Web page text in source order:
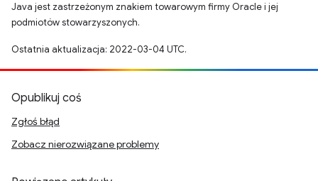
Java jest zastrzeżonym znakiem towarowym firmy Oracle i jej
podmiotów stowarzyszonych.
Ostatnia aktualizacja: 2022-03-04 UTC.
Opublikuj coś
Zgłoś błąd
Zobacz nierozwiązane problemy